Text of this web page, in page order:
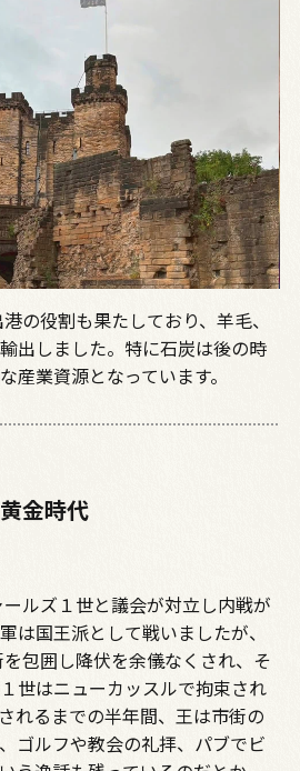
の役割も果たしており、羊毛、
出しました。特に石炭は後の時
産業資源となっています。
金時代
ルズ１世と議会が対立し内戦が
は国王派として戦いましたが、
包囲し降伏を余儀なくされ、そ
世はニューカッスルで拘束され
れるまでの半年間、王は市街の
ゴルフや教会の礼拝、パブでビ